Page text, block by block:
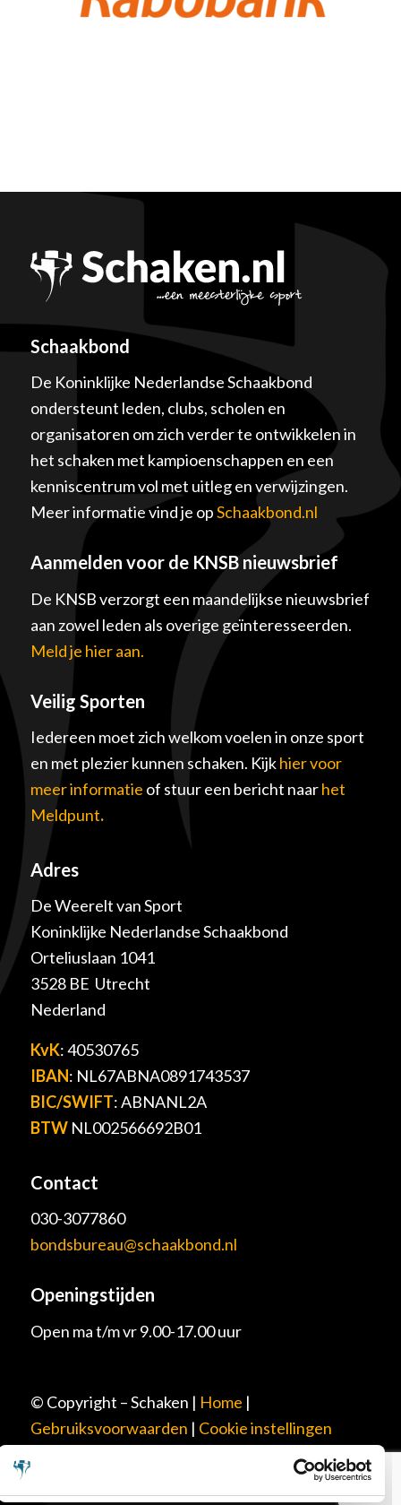
Schaakbond
De Koninklijke Nederlandse Schaakbond
ondersteunt leden, clubs, scholen en
organisatoren om zich verder te ontwikkelen in
het schaken met kampioenschappen en een
kenniscentrum vol met uitleg en verwijzingen.
Meer informatie vind je opSchaakbond.nl
Aanmelden voor de KNSB nieuwsbrief
De KNSB verzorgt een maandelijkse nieuwsbrief
aan zowel leden als overige geïnteresseerden.
Meld je hier aan.
Veilig Sporten
Iedereen moet zich welkom voelen in onze sport
en met plezier kunnen schaken. Kijkhier voor
meer informatie of stuur een bericht naarhet
Meldpunt.
Adres
De Weerelt van Sport
Koninklijke Nederlandse Schaakbond
Orteliuslaan 1041
3528 BE Utrecht
Nederland
KvK: 40530765
IBAN: NL67ABNA0891743537
BIC/SWIFT: ABNANL2A
BTWNL002566692B01
Contact
030-3077860
bondsbureau@schaakbond.nl
Openingstijden
Open ma t/m vr 9.00-17.00 uur
© Copyright – Schaken | Home |
Gebruiksvoorwaarden | Cookie instellingen